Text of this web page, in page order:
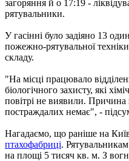
загоряння й о 17:19 -
рятувальники.
У гасінні було задіяно 13
пожежно-рятувальної
складу.
"На місці працювало
біологічного захисту, які
повітрі не виявили.
постраждалих немає", -
Нагадаємо, що раніше на
птахофабриці.
на площі 5 тисяч кв. м. З